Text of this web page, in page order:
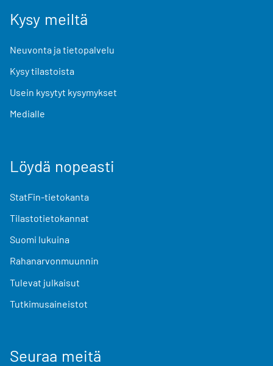
Kysy meiltä
Neuvonta ja tietopalvelu
Kysy tilastoista
Usein kysytyt kysymykset
Medialle
Löydä nopeasti
StatFin-tietokanta
Tilastotietokannat
Suomi lukuina
Rahanarvonmuunnin
Tulevat julkaisut
Tutkimusaineistot
Seuraa meitä